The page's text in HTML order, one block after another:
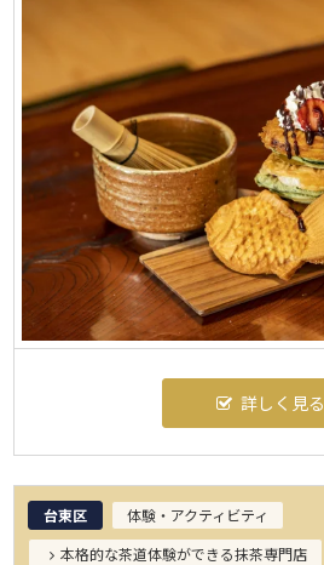
詳しく見る
台東区
体験・アクティビティ
本格的な茶道体験ができる抹茶専門店